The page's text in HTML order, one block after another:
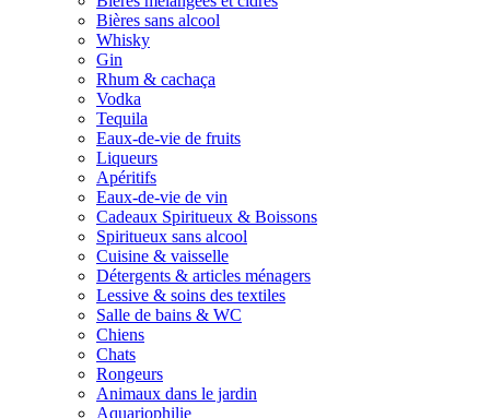
Bières sans alcool
Whisky
Gin
Rhum & cachaça
Vodka
Tequila
Eaux-de-vie de fruits
Liqueurs
Apéritifs
Eaux-de-vie de vin
Cadeaux Spiritueux & Boissons
Spiritueux sans alcool
Cuisine & vaisselle
Détergents & articles ménagers
Lessive & soins des textiles
Salle de bains & WC
Chiens
Chats
Rongeurs
Animaux dans le jardin
Aquariophilie